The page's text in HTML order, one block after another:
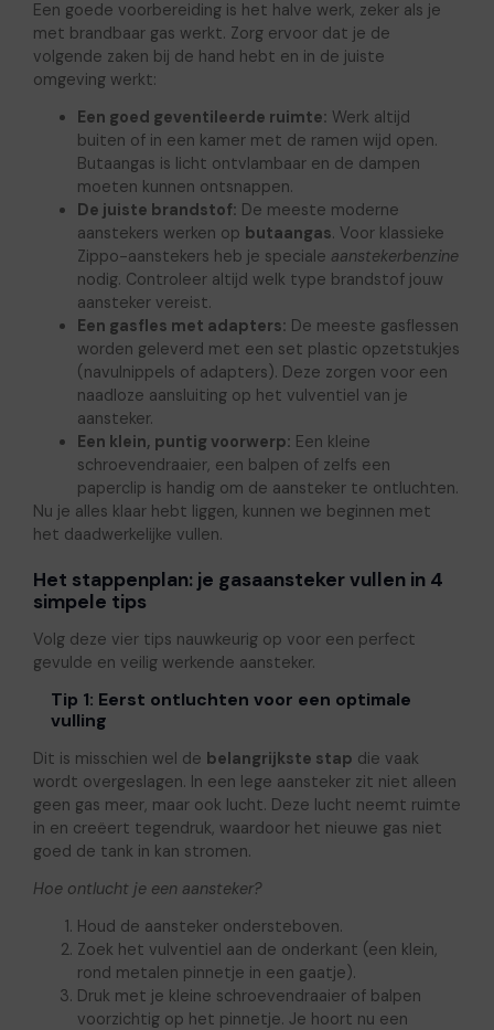
Een goede voorbereiding is het halve werk, zeker als je
met brandbaar gas werkt. Zorg ervoor dat je de
volgende zaken bij de hand hebt en in de juiste
omgeving werkt:
Een goed geventileerde ruimte: Werk altijd
buiten of in een kamer met de ramen wijd open.
Butaangas is licht ontvlambaar en de dampen
moeten kunnen ontsnappen.
De juiste brandstof: De meeste moderne
aanstekers werken op butaangas. Voor klassieke
Zippo-aanstekers heb je speciale aanstekerbenzine
nodig. Controleer altijd welk type brandstof jouw
aansteker vereist.
Een gasfles met adapters: De meeste gasflessen
worden geleverd met een set plastic opzetstukjes
(navulnippels of adapters). Deze zorgen voor een
naadloze aansluiting op het vulventiel van je
aansteker.
Een klein, puntig voorwerp: Een kleine
schroevendraaier, een balpen of zelfs een
paperclip is handig om de aansteker te ontluchten.
Nu je alles klaar hebt liggen, kunnen we beginnen met
het daadwerkelijke vullen.
Het stappenplan: je gasaansteker vullen in 4
simpele tips
Volg deze vier tips nauwkeurig op voor een perfect
gevulde en veilig werkende aansteker.
Tip 1: Eerst ontluchten voor een optimale
vulling
Dit is misschien wel de belangrijkste stap die vaak
wordt overgeslagen. In een lege aansteker zit niet alleen
geen gas meer, maar ook lucht. Deze lucht neemt ruimte
in en creëert tegendruk, waardoor het nieuwe gas niet
goed de tank in kan stromen.
Hoe ontlucht je een aansteker?
Houd de aansteker ondersteboven.
Zoek het vulventiel aan de onderkant (een klein,
rond metalen pinnetje in een gaatje).
Druk met je kleine schroevendraaier of balpen
voorzichtig op het pinnetje. Je hoort nu een